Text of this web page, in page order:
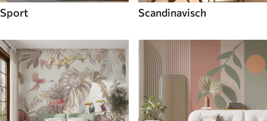
Sport Scandinavisch